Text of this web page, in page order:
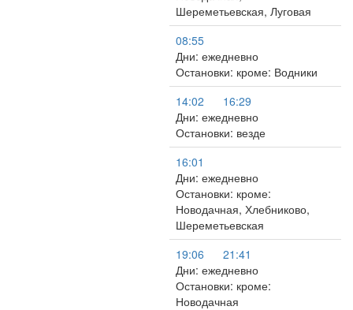
Шереметьевская, Луговая
08:55
Дни: ежедневно
Остановки: кроме: Водники
14:02
16:29
Дни: ежедневно
Остановки: везде
16:01
Дни: ежедневно
Остановки: кроме:
Новодачная, Хлебниково,
Шереметьевская
19:06
21:41
Дни: ежедневно
Остановки: кроме:
Новодачная